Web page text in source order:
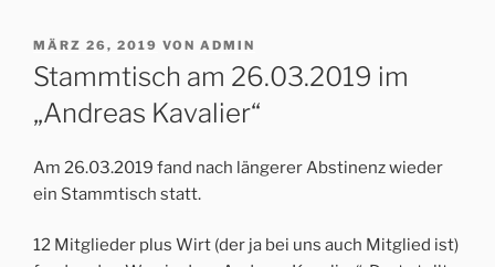
VERÖFFENTLICHT
AM
MÄRZ 26, 2019 VON ADMIN
Stammtisch am 26.03.2019 im
„Andreas Kavalier“
Am 26.03.2019 fand nach längerer Abstinenz wieder
ein Stammtisch statt.
12 Mitglieder plus Wirt (der ja bei uns auch Mitglied ist)